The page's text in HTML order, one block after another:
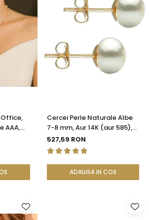
AAA,
Cercei Perle Naturale Albe
7-8 mm, Aur 14K (aur 585),
Calitatea AAA | KASKADDA®
527,59 RON
ADAUGA IN COS